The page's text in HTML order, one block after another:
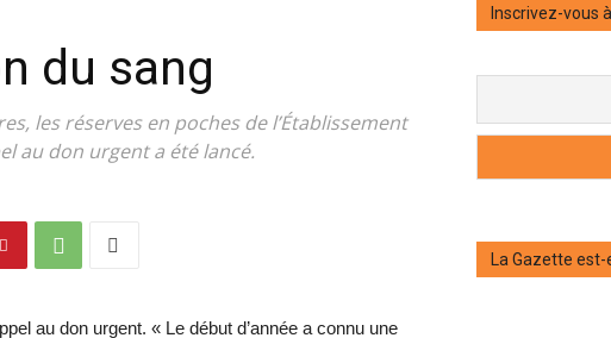
du sang
les réserves en poches de l’Établissement
au don urgent a été lancé.
au don urgent. « Le début d’année a connu une
Inscrivez-vous
La Gazette est-